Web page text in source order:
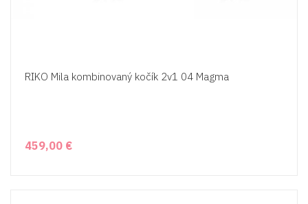
RIKO Mila kombinovaný kočík 2v1 04 Magma
459,00 €